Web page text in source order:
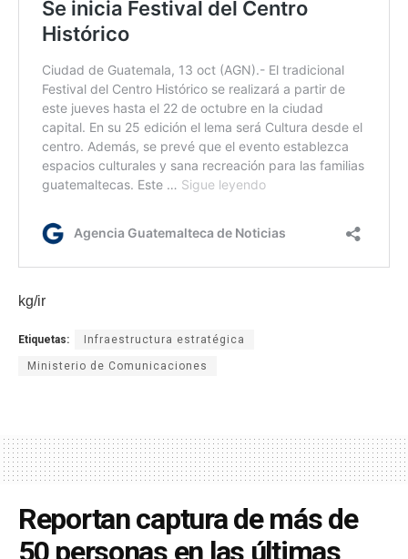
kg/ir
Etiquetas: Infraestructura estratégica
Ministerio de Comunicaciones
Reportan captura de más de
50 personas en las últimas